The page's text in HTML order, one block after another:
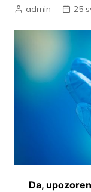
admin 25
Da,